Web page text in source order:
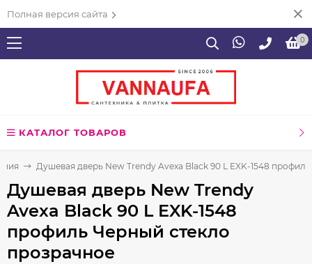
Полная версия сайта
0
КАТАЛОГ ТОВАРОВ
Душевая дверь New Trendy Avexa Black 90 L EXK-1548
Душевая дверь New Trendy
Avexa Black 90 L EXK-1548
профиль Черный стекло
прозрачное